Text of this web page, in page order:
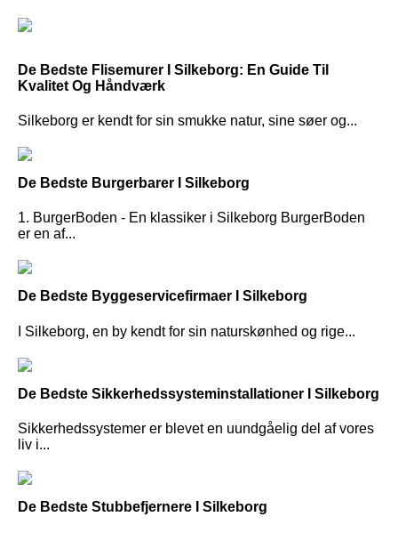
De Bedste Flisemurer I Silkeborg: En Guide Til
Kvalitet Og Håndværk
Silkeborg er kendt for sin smukke natur, sine søer og...
De Bedste Burgerbarer I Silkeborg
1. BurgerBoden - En klassiker i Silkeborg BurgerBoden
er en af...
De Bedste Byggeservicefirmaer I Silkeborg
I Silkeborg, en by kendt for sin naturskønhed og rige...
De Bedste Sikkerhedssysteminstallationer I Silkeborg
Sikkerhedssystemer er blevet en uundgåelig del af vores
liv i...
De Bedste Stubbefjernere I Silkeborg